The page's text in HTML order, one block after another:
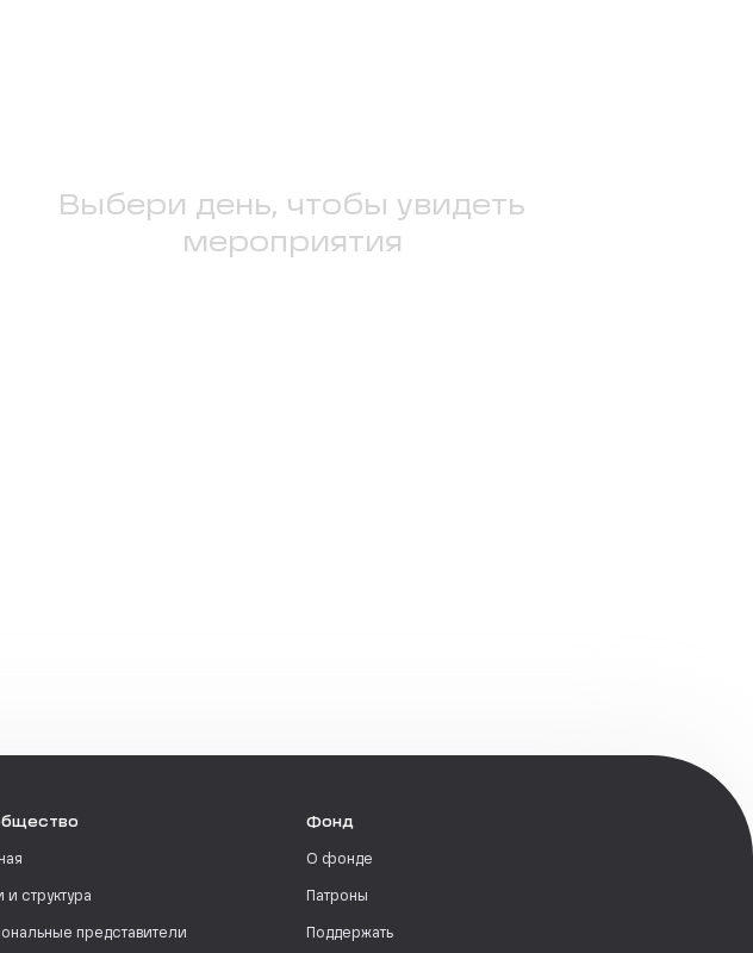
Выбери день, чтобы увидеть
мероприятия
и структура
представители
Фонд
О фонде
Патроны
Поддержать